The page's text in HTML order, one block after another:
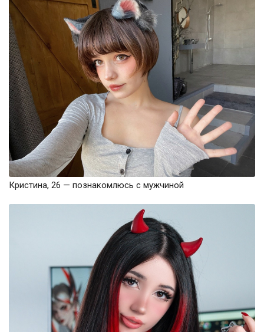
Кристина, 26 — познакомлюсь с мужчиной